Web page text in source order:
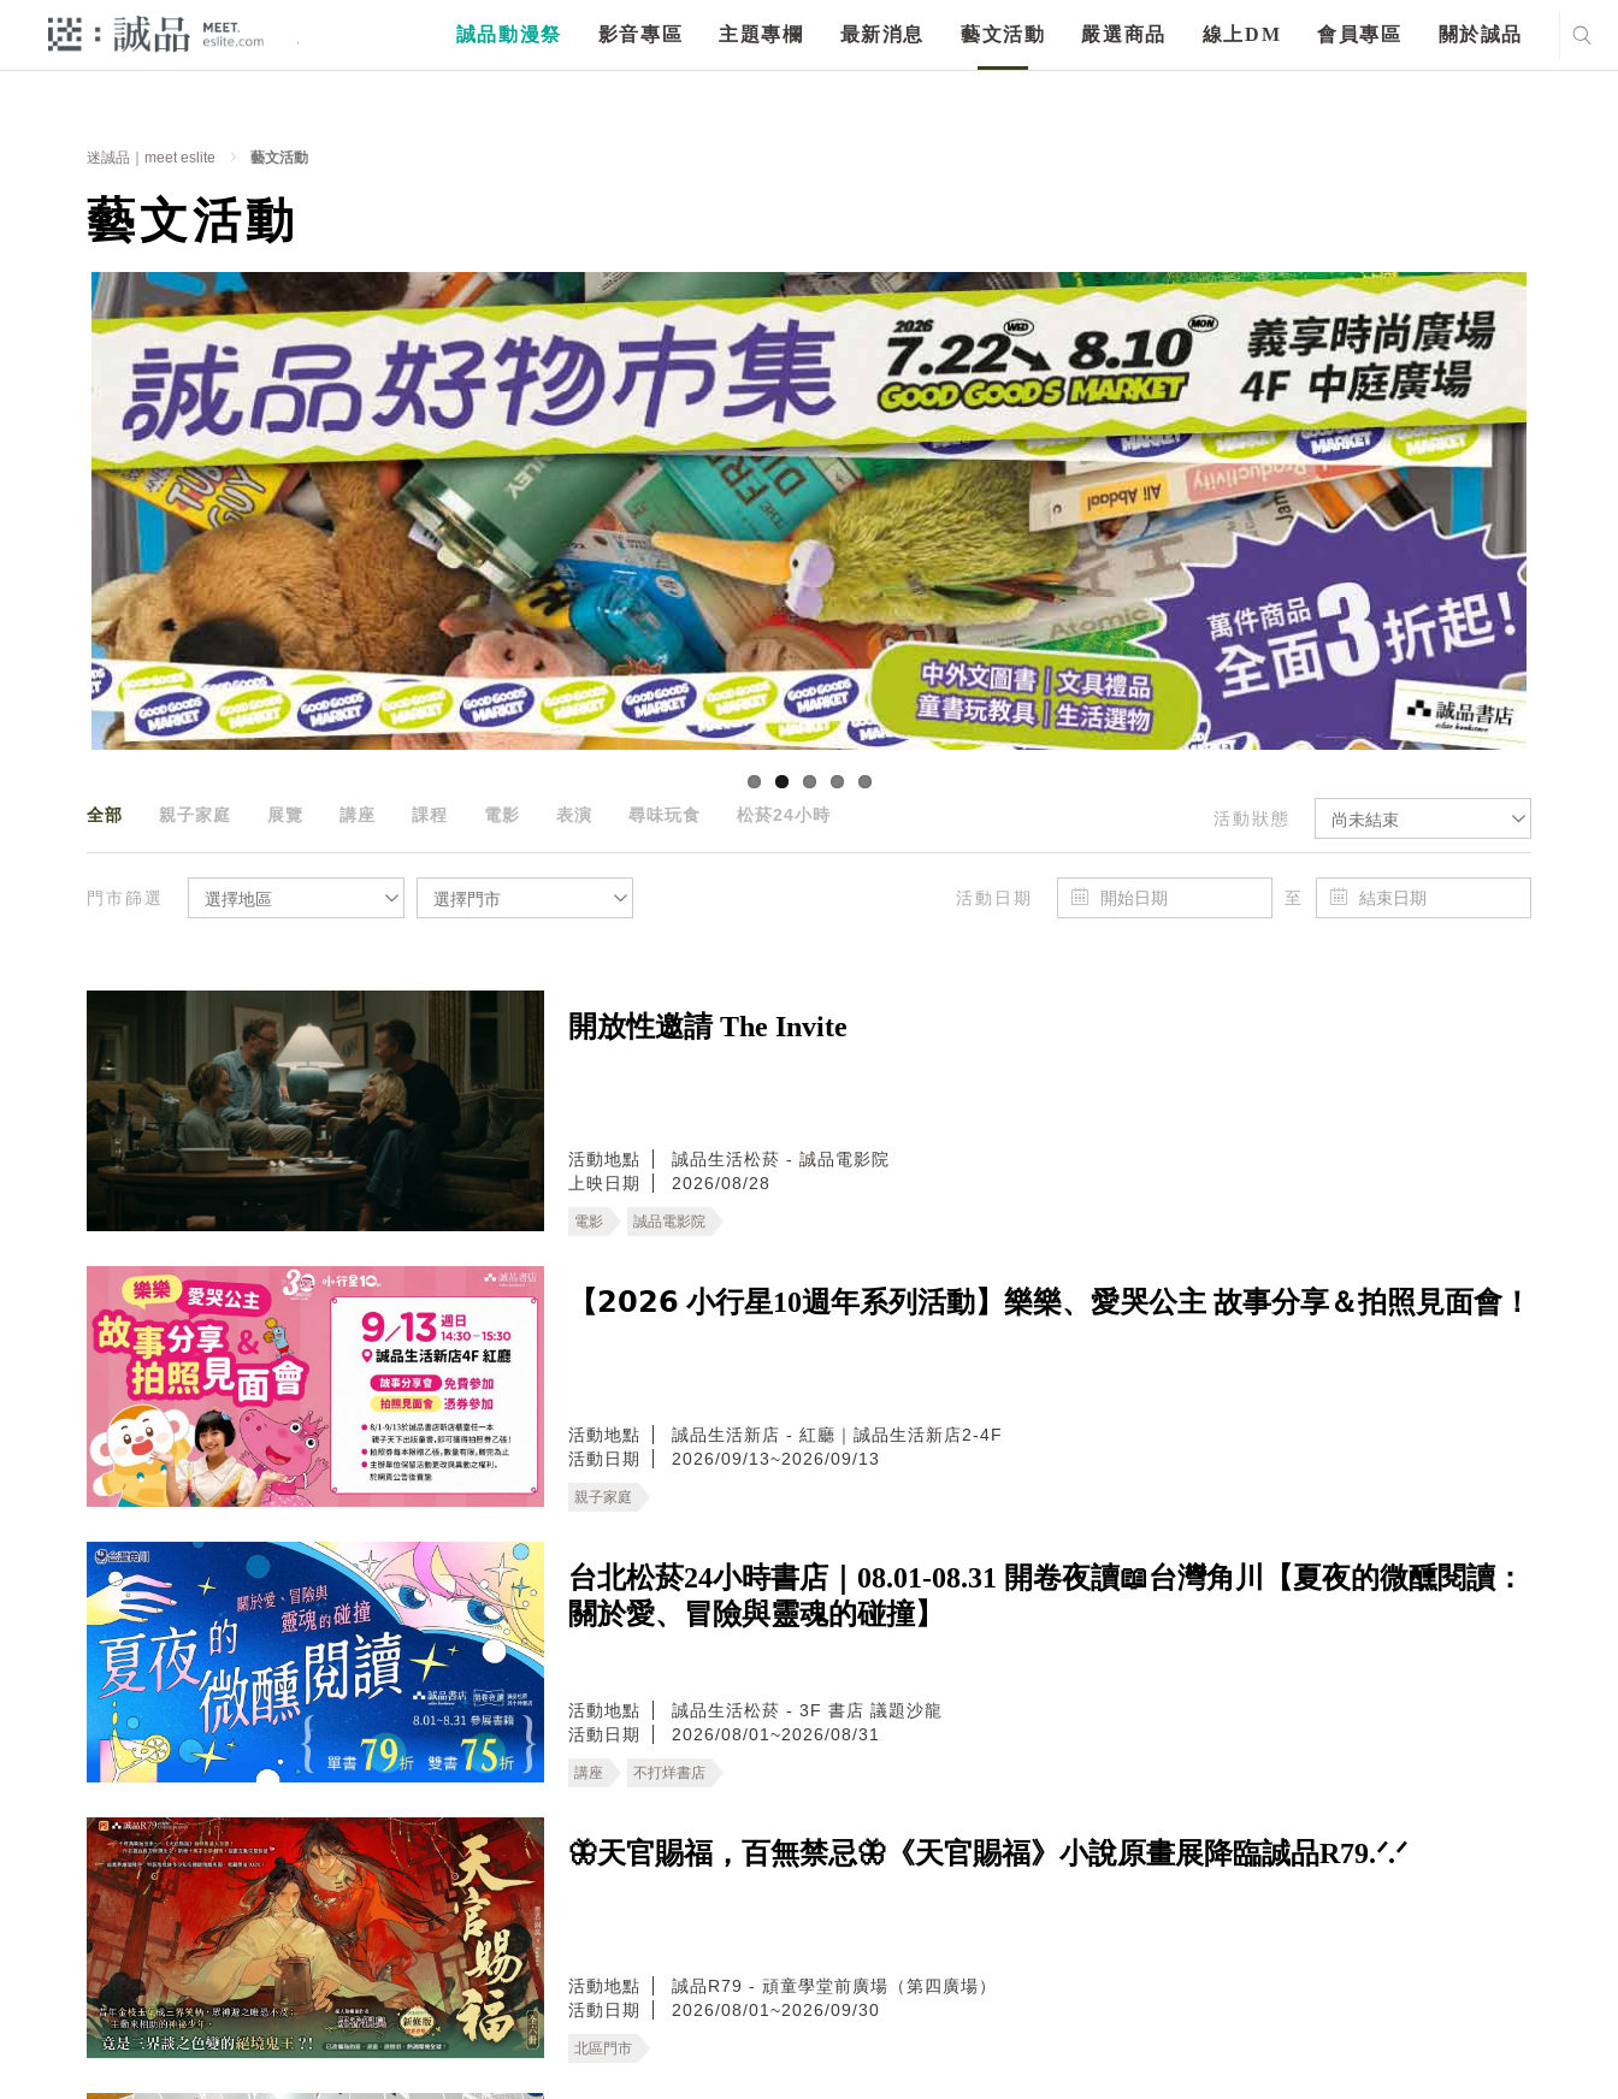
誠品動漫祭 影音專區 主題專欄 最新消息 藝文活動 嚴選商品 線上DM 會員專區 關於誠品
迷誠品｜meet eslite 藝文活動
藝文活動
活動狀態 尚未結束
全部 親子家庭 展覽 講座 課程 電影 表演 尋味玩食 松菸24小時
門市篩選 選擇地區 選擇門市 活動日期 至
開放性邀請 The Invite
活動地點
誠品生活松菸 - 誠品電影院
上映日期
2026/08/28
電影 誠品電影院
【𝟮𝟬𝟮𝟲 小行星10週年系列活動】樂樂、愛哭公主 故事分享＆拍照見面會！
活動地點
誠品生活新店 - 紅廳｜誠品生活新店2-4F
活動日期
2026/09/13~2026/09/13
親子家庭
台北松菸24小時書店｜08.01-08.31 開卷夜讀📖台灣角川【夏夜的微醺閱讀：
關於愛、冒險與靈魂的碰撞】
活動地點
誠品生活松菸 - 3F 書店 議題沙龍
活動日期
2026/08/01~2026/08/31
講座 不打烊書店
🦋天官賜福，百無禁忌🦋《天官賜福》小說原畫展降臨誠品R79.ᐟ.ᐟ
活動地點
誠品R79 - 頑童學堂前廣場（第四廣場）
活動日期
2026/08/01~2026/09/30
北區門市